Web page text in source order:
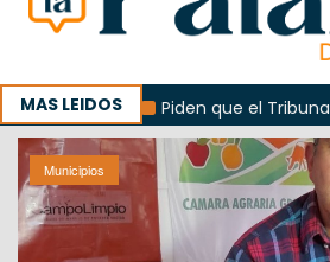
MAS LEIDOSPiden que el Tribunal de
Municipios